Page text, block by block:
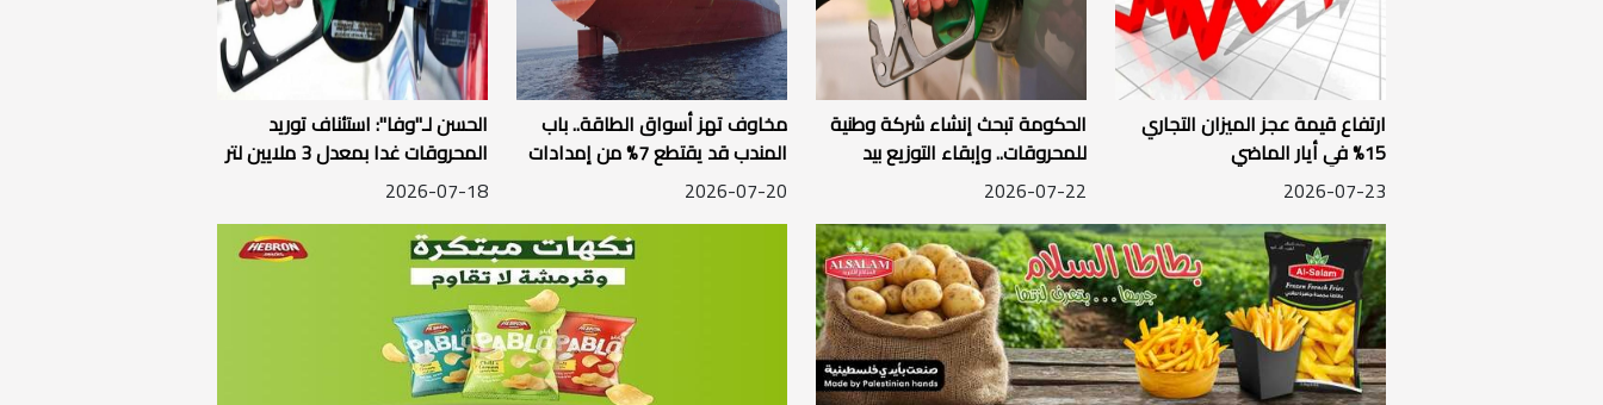
ارتفاع قيمة عجز الميزان التجاري
15% في أيار الماضي
2026-07-23
الحكومة تبحث إنشاء شركة وطنية
للمحروقات.. وإبقاء التوزيع بيد
الشركات الخاصة
2026-07-22
مخاوف تهز أسواق الطاقة.. باب
المندب قد يقتطع 7% من إمدادات
النفط العالمية
2026-07-20
الحسن لـ"وفا": استئناف توريد
المحروقات غدا بمعدل 3 ملايين لتر
يوميا
2026-07-18